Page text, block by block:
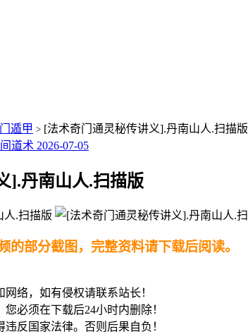
遁甲 > [法术奇门通灵秘传讲义].丹南山人.扫描版
道术 2026-07-05
].丹南山人.扫描版
的部分截图，完整资料请下载后阅读。
络，如有侵权请联系站长！
必须在下载后24小时内删除！
反国家法律。否则后果自负！